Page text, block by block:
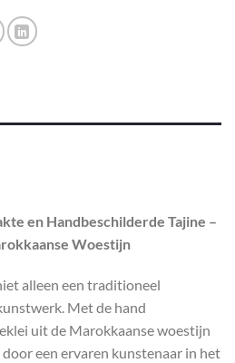
en Handbeschilderde Tajine –
Woestijn
alleen een traditioneel
Met de hand
uit de Marokkaanse woestijn
een ervaren kunstenaar in het